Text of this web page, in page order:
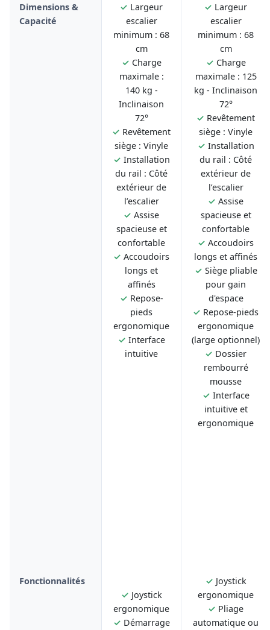
Dimensions &
Capacité
✓ Largeur
escalier
minimum : 68
cm
✓ Charge
maximale :
140 kg -
Inclinaison
72°
✓ Revêtement
siège : Vinyle
✓ Installation
du rail : Côté
extérieur de
l’escalier
✓ Assise
spacieuse et
confortable
✓ Accoudoirs
longs et
affinés
✓ Repose-
pieds
ergonomique
✓ Interface
intuitive
✓ Largeur
escalier
minimum : 68
cm
✓ Charge
maximale : 125
kg - Inclinaison
72°
✓ Revêtement
siège : Vinyle
✓ Installation
du rail : Côté
extérieur de
l’escalier
✓ Assise
spacieuse et
confortable
✓ Accoudoirs
longs et affinés
✓ Siège pliable
pour gain
d'espace
✓ Repose-pieds
ergonomique
(large optionnel)
✓ Dossier
rembourré
mousse
✓ Interface
intuitive et
ergonomique
Fonctionnalités
✓ Joystick
ergonomique
✓ Démarrage
✓ Joystick
ergonomique
✓ Pliage
automatique ou